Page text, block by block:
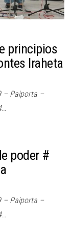
principios
Iraheta
– Paiporta –
poder #
– Paiporta –